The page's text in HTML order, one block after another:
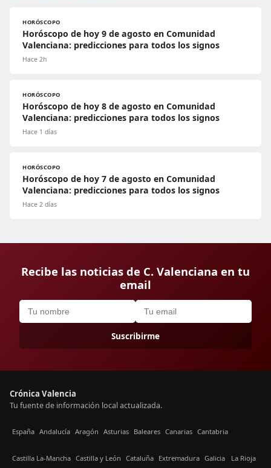
HORÓSCOPO
Horóscopo de hoy 9 de agosto en Comunidad
Valenciana: predicciones para todos los signos
Hace 2h
HORÓSCOPO
Horóscopo de hoy 8 de agosto en Comunidad
Valenciana: predicciones para todos los signos
Hace 1 días
HORÓSCOPO
Horóscopo de hoy 7 de agosto en Comunidad
Valenciana: predicciones para todos los signos
Hace 2 días
Recibe las noticias de C. Valenciana en tu
email
Suscribirme
Crónica Valencia
Tu fuente de información local actualizada.
España Andalucía Aragón Asturias Baleares Canarias Cantabria
Castilla La-Mancha Castilla y León Cataluña Extremadura Galicia La Rioja